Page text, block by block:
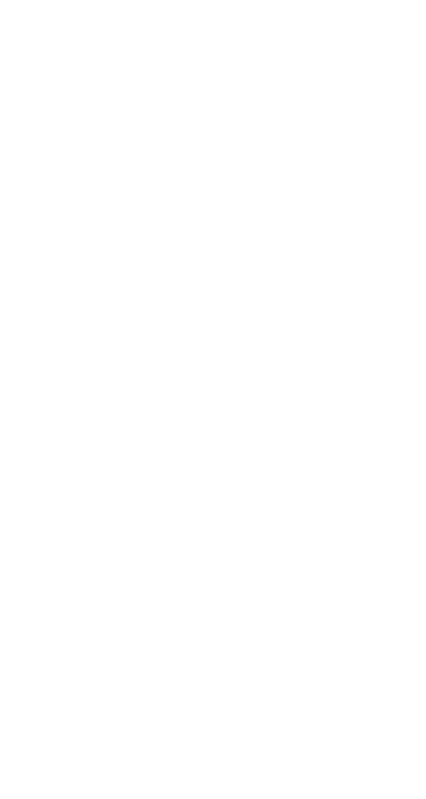
Une belle
conseillers
degré de
à la réalité
inconvénient
par GPS et